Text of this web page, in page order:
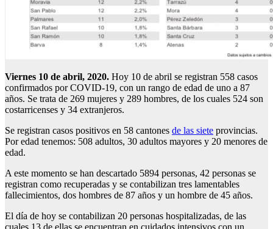
Viernes 10 de abril, 2020. Hoy 10 de abril se registran 558 casos
confirmados por COVID-19, con un rango de edad de uno a 87
años. Se trata de 269 mujeres y 289 hombres, de los cuales 524 son
costarricenses y 34 extranjeros.
Se registran casos positivos en 58 cantones de las siete provincias.
Por edad tenemos: 508 adultos, 30 adultos mayores y 20 menores de
edad.
A este momento se han descartado 5894 personas, 42 personas se
registran como recuperadas y se contabilizan tres lamentables
fallecimientos, dos hombres de 87 años y un hombre de 45 años.
El día de hoy se contabilizan 20 personas hospitalizadas, de las